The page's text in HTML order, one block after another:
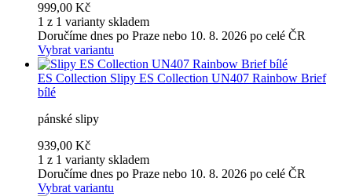
999,00 Kč
1 z 1 varianty skladem
Doručíme dnes po Praze nebo 10. 8. 2026 po celé ČR
Vybrat variantu
ES Collection Slipy ES Collection UN407 Rainbow Brief
bílé
pánské slipy
939,00 Kč
1 z 1 varianty skladem
Doručíme dnes po Praze nebo 10. 8. 2026 po celé ČR
Vybrat variantu